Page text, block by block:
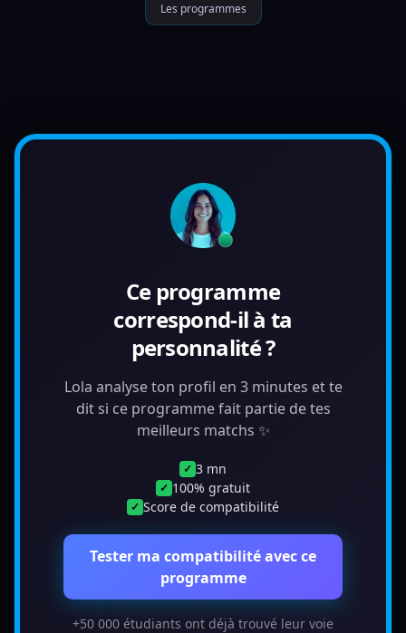
Les programmes
Ce programme
correspond-il à ta
personnalité ?
Lola analyse ton profil en 3 minutes et te
dit si ce programme fait partie de tes
meilleurs matchs ✨
✓ 3 mn
✓ 100% gratuit
✓ Score de compatibilité
Tester ma compatibilité avec ce
programme
+50 000 étudiants ont déjà trouvé leur voie